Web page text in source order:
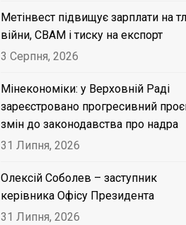
Метінвест підвищує зарплати на
війни, CBAM і тиску на експорт
3 Серпня, 2026
Мінекономіки: у Верховній Раді
зареєстровано прогресивний
змін до законодавства про надра
31 Липня, 2026
Олексій Соболев – заступник
керівника Офісу Президента
31 Липня, 2026